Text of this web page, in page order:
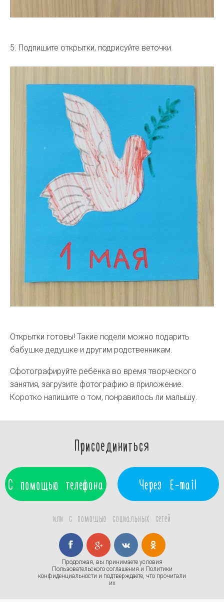
5. Подпишите открытки, подрисуйте веточки.
Открытки готовы! Такие подели можно подарить
бабушке дедушке и другим родственникам.
Сфотографируйте ребёнка во время творческого
занятия, загрузите фотографию в приложение.
Коротко напишите о том, понравилось ли малышу.
Присоединиться
С помощью телефона Через E-mail
или с помощью социальных сетей
Продолжая, вы принимаете условия
Пользовательского соглашения и Политики
конфиденциальности и подтверждаете, что прочитали
их